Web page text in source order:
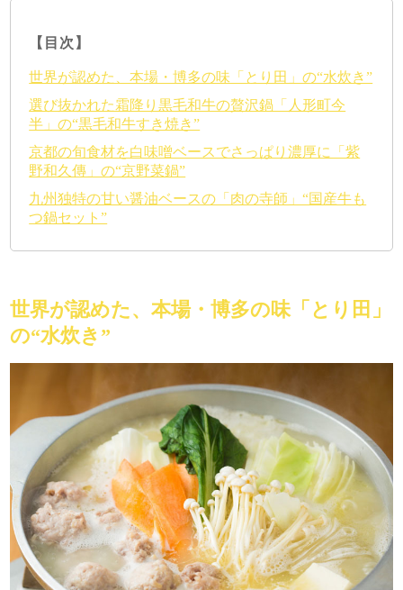
【目次】
世界が認めた、本場・博多の味「とり田」の“水炊き”
選び抜かれた霜降り黒毛和牛の贅沢鍋「人形町今
半」の“黒毛和牛すき焼き”
京都の旬食材を白味噌ベースでさっぱり濃厚に「紫
野和久傳」の“京野菜鍋”
九州独特の甘い醤油ベースの「肉の寺師」“国産牛も
つ鍋セット”
世界が認めた、本場・博多の味「とり田」
の“水炊き”